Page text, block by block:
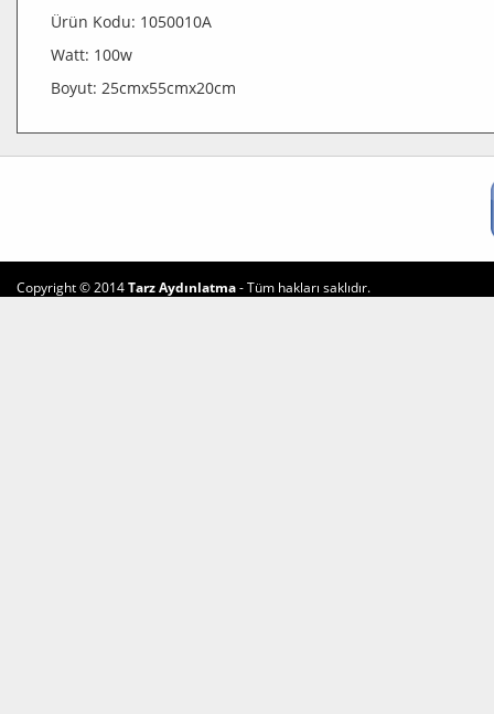
Ürün Kodu: 1050010A
Watt: 100w
Boyut: 25cmx55cmx20cm
Copyright © 2014Tarz Aydınlatma- Tüm hakları saklıdır.